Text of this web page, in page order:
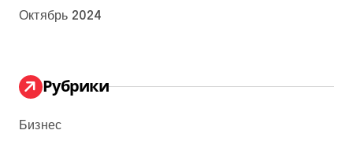
Октябрь 2024
Рубрики
Бизнес